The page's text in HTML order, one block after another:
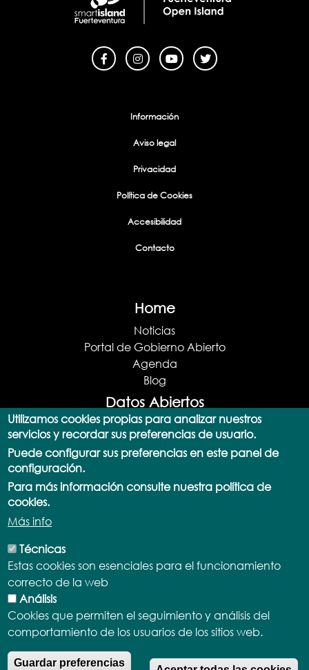
Información
Aviso legal
Privacidad
Política de Cookies
Accesibilidad
Contacto
Home
Noticias
Portal de Gobierno Abierto
Agenda
Blog
Datos Abiertos
Portal de datos abiertos
Actualizaciones
Catálogo de datos
Documentación y Ayuda
Demostradores
Transparencia
Portales de Transparencia
Participación ciudadana
Utilizamos cookies propias para analizar nuestros
servicios y recordar sus preferencias de usuario.
Puede configurar sus preferencias en este panel de
configuración.
Para más información consulte nuestra política de
cookies.
Más info
Técnicas
Estas cookies son esenciales para el funcionamiento
correcto de la web
Análisis
Cookies que permiten el seguimiento y análisis del
comportamiento de los usuarios de los sitios web.
Guardar preferencias